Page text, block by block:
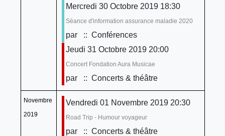
Mercredi 30 Octobre 2019 18:30
Séance d'information assurance maladie 2020
par
:: Conférences
Jeudi 31 Octobre 2019 20:00
Concert Fondation Aura Musicae
par :: Concerts & théâtre
Novembre
2019
Vendredi 01 Novembre 2019 20:30
Road Trip - Humour voyageur
par
:: Concerts & théâtre